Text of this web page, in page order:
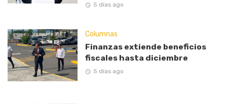
5 días ago
Columnas
Finanzas extiende beneficios
fiscales hasta diciembre
5 días ago